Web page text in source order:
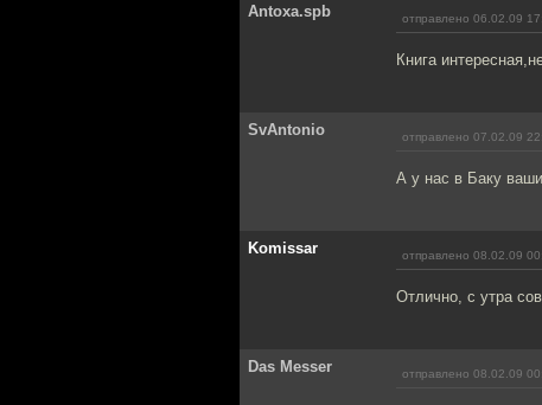
Antoxa.spb отправлено 06.02.09
Книга
SvAntonio отправлено 07.02.09
А у нас в Баку
Komissar отправлено 08.02.09
Отлично, с утра
Das Messer отправлено 08.02.09